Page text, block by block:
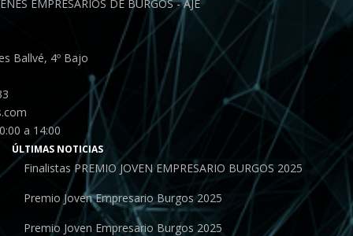
EMPRESARIOS DE BURGOS - AJE
Ballvé, 4º Bajo
a 14:00
ÚLTIMAS NOTICIAS
Finalistas PREMIO JOVEN EMPRESARIO BURGOS 2025
Premio Joven Empresario Burgos 2025
Premio Joven Empresario Burgos 2025